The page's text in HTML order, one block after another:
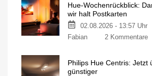
Hue-Wochenrückblick:
wir halt Postkarten
02.08.2026 - 13:57 Uhr
Fabian
2 Kommentare
Philips Hue Centris: Jetzt
günstiger